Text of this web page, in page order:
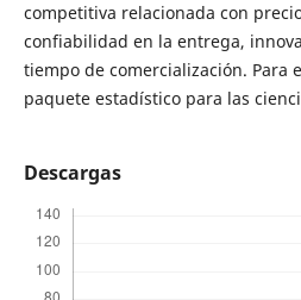
competitiva relacionada con
confiabilidad en la entrega,
tiempo de comercialización. Para
paquete estadístico para las
Descargas